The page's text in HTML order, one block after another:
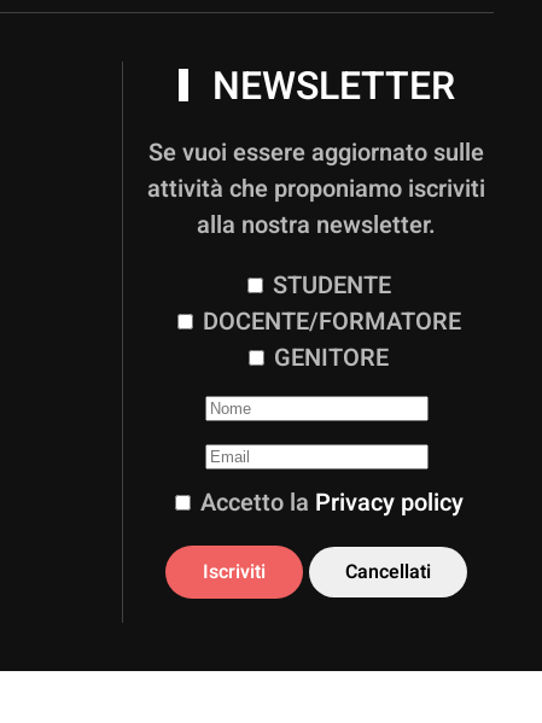
NEWSLETTER
Se vuoi essere aggiornato sulle
attività che proponiamo iscriviti
alla nostra newsletter.
STUDENTE
DOCENTE/FORMATORE
GENITORE
Accetto la Privacy policy